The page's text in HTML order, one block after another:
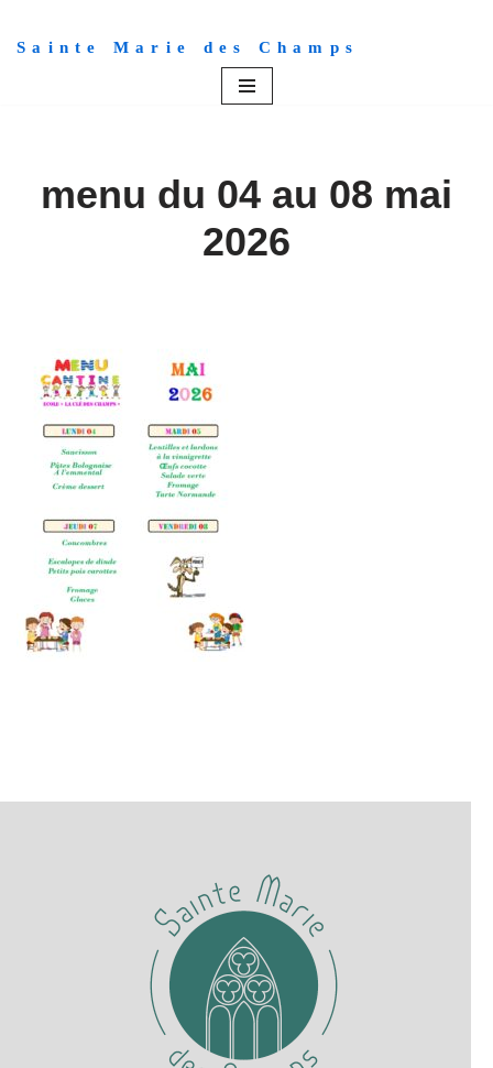
Aller
Sainte Marie des Champs
menu du 04 au 08 mai
2026